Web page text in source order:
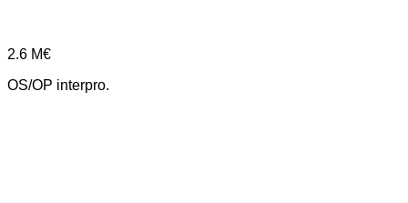
2.6 M€
OS/OP interpro.